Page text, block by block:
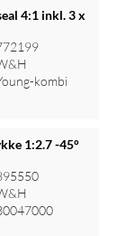
se priser
4:1 inkl. 3 x
kombi
se priser
1:2.7 -45°